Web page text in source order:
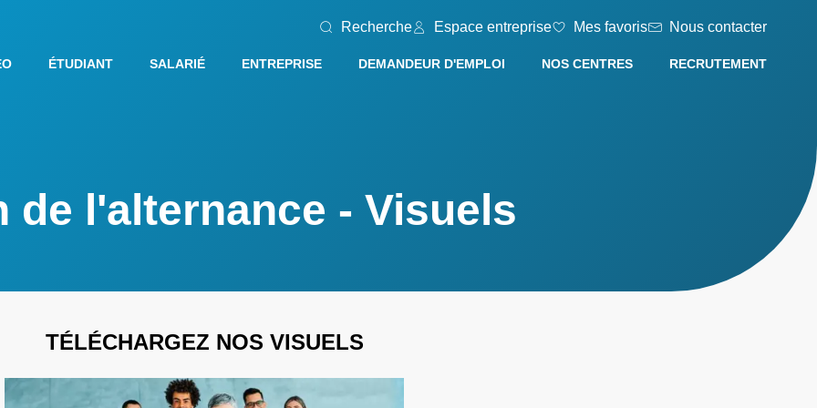
Recherche Espace entreprise Mes favoris Nous contacter
ÉTUDIANT SALARIÉ ENTREPRISE DEMANDEUR D'EMPLOI NOS CENTRES RECRUTEMENT
de l'alternance - Visuels
TÉLÉCHARGEZ NOS VISUELS